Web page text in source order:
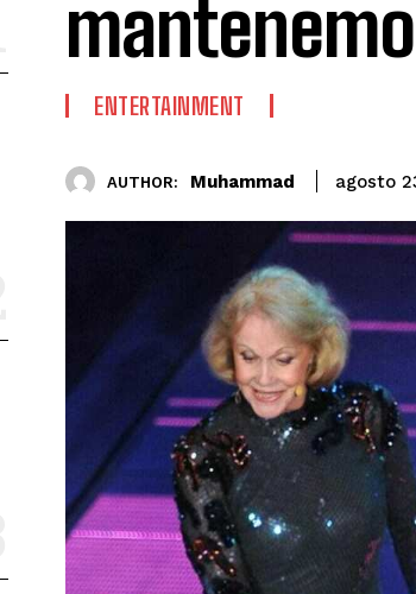
ENTERTAINMENT
AUTHOR: Muhammad agosto